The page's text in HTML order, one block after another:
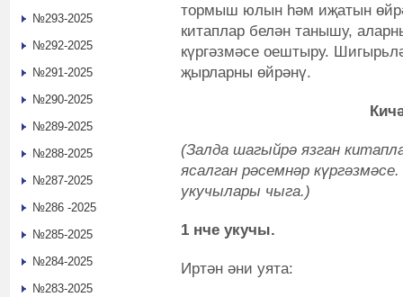
тормыш юлын һәм иҗатын
китаплар белән танышу,
күргәзмәсе оештыру.
җырларны өйрәнү.
(Залда шагыйрә язган
ясалган рәсемнәр
укучылары чыга.)
1 нче укучы.
Иртән әни уята:
№293-2025
№292-2025
№291-2025
№290-2025
№289-2025
№288-2025
№287-2025
№286 -2025
№285-2025
№284-2025
№283-2025